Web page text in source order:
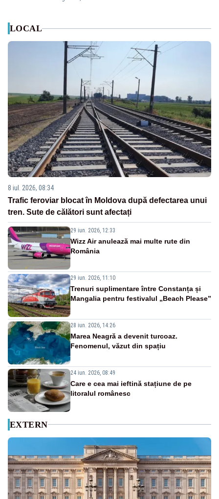
LOCAL
8 iul. 2026, 08:34
Trafic feroviar blocat în Moldova după defectarea unui
tren. Sute de călători sunt afectați
29 iun. 2026, 12:33
Wizz Air anulează mai multe rute din
România
29 iun. 2026, 11:10
Trenuri suplimentare între Constanța și
Mangalia pentru festivalul „Beach Please”
28 iun. 2026, 14:26
Marea Neagră a devenit turcoaz.
Fenomenul, văzut din spațiu
24 iun. 2026, 08:49
Care e cea mai ieftină stațiune de pe
litoralul românesc
EXTERN